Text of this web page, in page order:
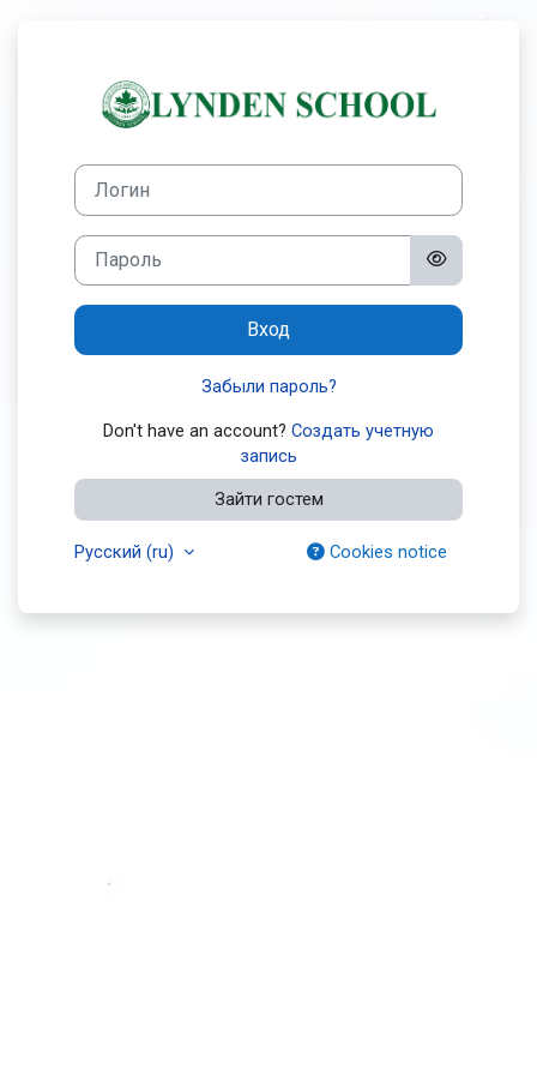
Пропустить и перейти к созданию новой учетной
Логин
Пароль
Вход
Забыли пароль?
Don't have an account? Создать учетную
запись
Зайти гостем
Русский ‎(ru)‎ Cookies notice